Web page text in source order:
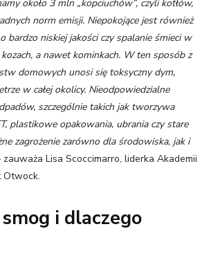
około 3 mln „kopciuchów”, czyli kotłów,
norm emisji. Niepokojące jest również
bardzo niskiej jakości czy spalanie śmieci w
a nawet kominkach. W ten sposób z
domowych unosi się toksyczny dym,
w całej okolicy. Nieodpowiedzialne
szczególnie takich jak tworzywa
plastikowe opakowania, ubrania czy stare
zagrożenie zarówno dla środowiska, jak i
Lisa Scoccimarro, liderka Akademii
Otwock.
i dlaczego